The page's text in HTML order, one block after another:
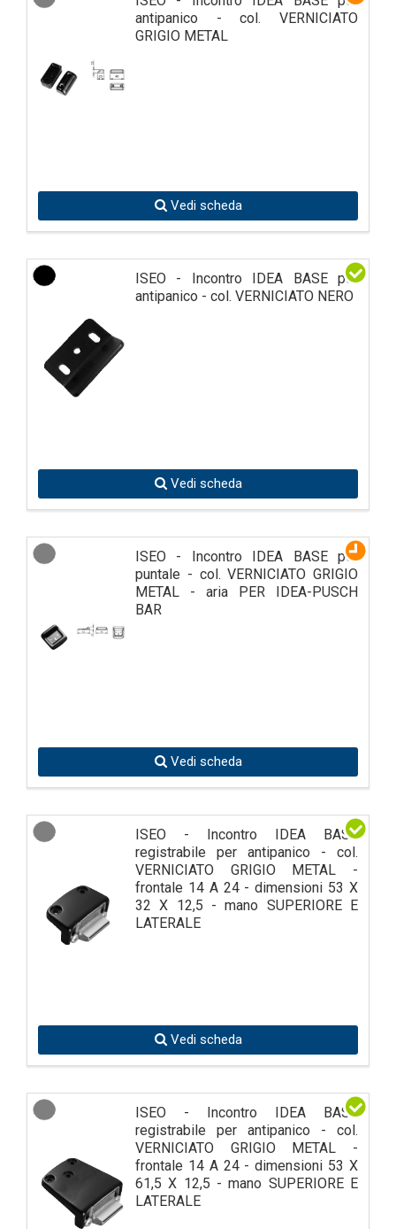
antipanico - col. VERNICIATO
GRIGIO METAL
Vedi scheda
ISEO - Incontro IDEA BASE per
antipanico - col. VERNICIATO NERO
Vedi scheda
ISEO - Incontro IDEA BASE per
puntale - col. VERNICIATO GRIGIO
METAL - aria PER IDEA-PUSCH
BAR
Vedi scheda
ISEO - Incontro IDEA BASE
registrabile per antipanico - col.
VERNICIATO GRIGIO METAL -
frontale 14 A 24 - dimensioni 53 X
32 X 12,5 - mano SUPERIORE E
LATERALE
Vedi scheda
ISEO - Incontro IDEA BASE
registrabile per antipanico - col.
VERNICIATO GRIGIO METAL -
frontale 14 A 24 - dimensioni 53 X
61,5 X 12,5 - mano SUPERIORE E
LATERALE